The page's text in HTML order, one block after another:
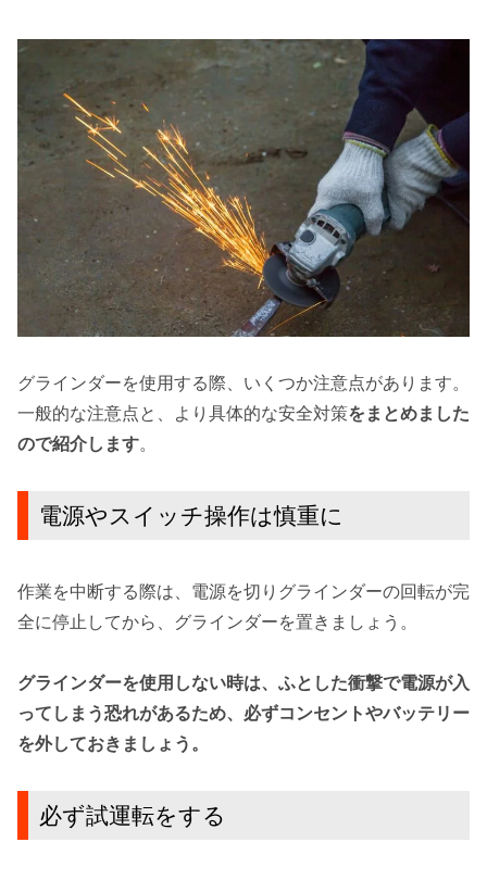
グラインダーを使用する際、いくつか注意点があります。
一般的な注意点と、より具体的な安全対策をまとめました
ので紹介します。
電源やスイッチ操作は慎重に
作業を中断する際は、 電源を切り グラインダーの回転が完
全に停止してから、 グラインダーを置きましょう。
グラインダーを使用しない時は、ふとした衝撃で電源が入
ってしまう恐れがあるため、必ずコンセントやバッテリー
を外しておきましょう。
必ず試運転をする